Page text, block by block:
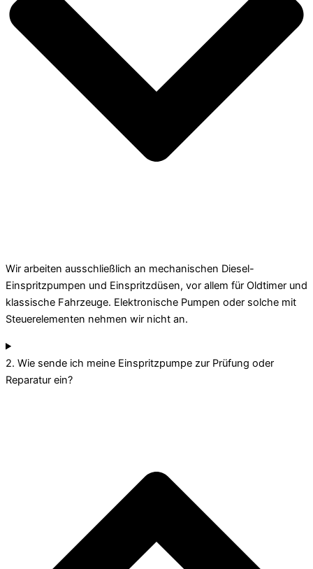
Wir arbeiten ausschließlich an mechanischen Diesel-
Einspritzpumpen und Einspritzdüsen, vor allem für Oldtimer und
klassische Fahrzeuge. Elektronische Pumpen oder solche mit
Steuerelementen nehmen wir nicht an.
2. Wie sende ich meine Einspritzpumpe zur Prüfung oder
Reparatur ein?